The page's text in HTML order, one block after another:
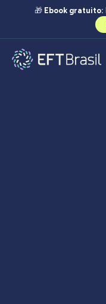
🎁 Ebook gratuito: